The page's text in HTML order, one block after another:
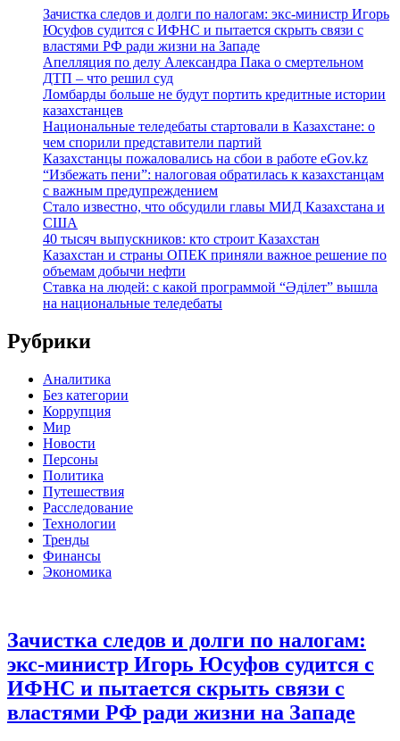
Зачистка следов и долги по налогам: экс-министр Игорь
Юсуфов судится с ИФНС и пытается скрыть связи с
властями РФ ради жизни на Западе
Апелляция по делу Александра Пака о смертельном
ДТП – что решил суд
Ломбарды больше не будут портить кредитные истории
казахстанцев
Национальные теледебаты стартовали в Казахстане: о
чем спорили представители партий
Казахстанцы пожаловались на сбои в работе eGov.kz
“Избежать пени”: налоговая обратилась к казахстанцам
с важным предупреждением
Стало известно, что обсудили главы МИД Казахстана и
США
40 тысяч выпускников: кто строит Казахстан
Казахстан и страны ОПЕК приняли важное решение по
объемам добычи нефти
Ставка на людей: с какой программой “Әділет” вышла
на национальные теледебаты
Рубрики
Аналитика
Без категории
Коррупция
Мир
Новости
Персоны
Политика
Путешествия
Расследование
Технологии
Тренды
Финансы
Экономика
Зачистка следов и долги по налогам:
экс-министр Игорь Юсуфов судится с
ИФНС и пытается скрыть связи с
властями РФ ради жизни на Западе